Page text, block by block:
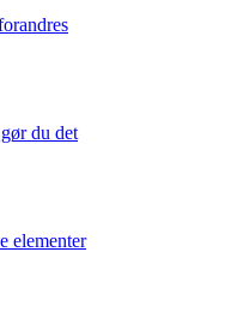
du det
elementer